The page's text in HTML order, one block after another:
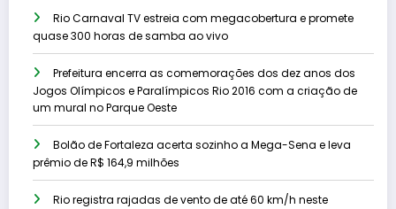
Rio Carnaval TV estreia com megacobertura e promete
quase 300 horas de samba ao vivo
Prefeitura encerra as comemorações dos dez anos dos
Jogos Olímpicos e Paralímpicos Rio 2016 com a criação de
um mural no Parque Oeste
Bolão de Fortaleza acerta sozinho a Mega-Sena e leva
prêmio de R$ 164,9 milhões
Rio registra rajadas de vento de até 60 km/h neste